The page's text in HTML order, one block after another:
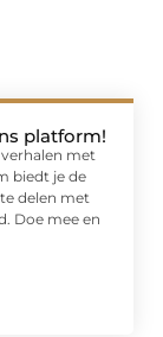
platform!
met
biedt je de
delen met
Doe mee en